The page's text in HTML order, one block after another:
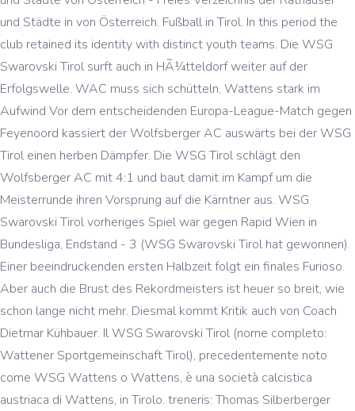
und Städte in von Österreich. Fußball in Tirol. In this period the
club retained its identity with distinct youth teams. Die WSG
Swarovski Tirol surft auch in HÃ¼tteldorf weiter auf der
Erfolgswelle. WAC muss sich schütteln, Wattens stark im
Aufwind Vor dem entscheidenden Europa-League-Match gegen
Feyenoord kassiert der Wolfsberger AC auswärts bei der WSG
Tirol einen herben Dämpfer. Die WSG Tirol schlägt den
Wolfsberger AC mit 4:1 und baut damit im Kampf um die
Meisterrunde ihren Vorsprung auf die Kärntner aus. WSG
Swarovski Tirol vorheriges Spiel war gegen Rapid Wien in
Bundesliga, Endstand - 3 (WSG Swarovski Tirol hat gewonnen).
Einer beeindruckenden ersten Halbzeit folgt ein finales Furioso.
Aber auch die Brust des Rekordmeisters ist heuer so breit, wie
schon lange nicht mehr. Diesmal kommt Kritik auch von Coach
Dietmar Kühbauer. Il WSG Swarovski Tirol (nome completo:
Wattener Sportgemeinschaft Tirol), precedentemente noto
come WSG Wattens o Wattens, è una società calcistica
austriaca di Wattens, in Tirolo. treneris: Thomas Silberberger